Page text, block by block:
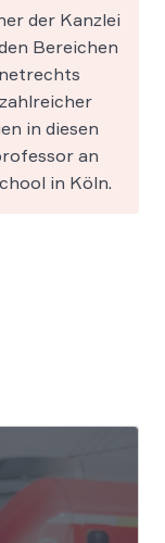
der Kanzlei
Bereichen
in diesen
an
in Köln.